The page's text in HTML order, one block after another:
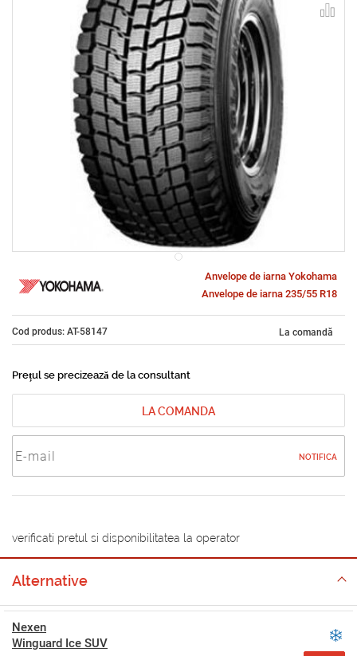
Anvelope de iarna Yokohama
Anvelope de iarna 235/55 R18
Cod produs: AT-58147 La comandă
Prețul se precizează de la consultant
LA COMANDA
NOTIFICA
verificati pretul si disponibilitatea la operator
Alternative
Nexen
Winguard Ice SUV